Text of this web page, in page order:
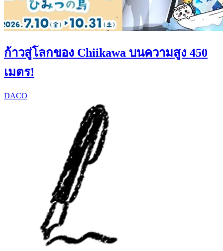
ก้าวสู่โลกของ Chiikawa บนความสูง 450
เมตร!
DACO